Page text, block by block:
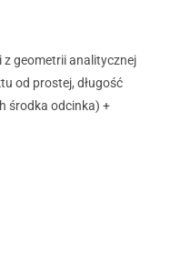
geometrii analitycznej
od prostej, długość
środka odcinka) +